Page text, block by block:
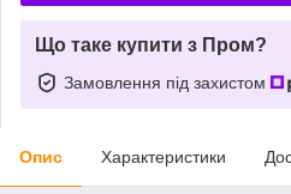
Що таке купити з Пром?
Замовлення під захистом
Опис Характеристики